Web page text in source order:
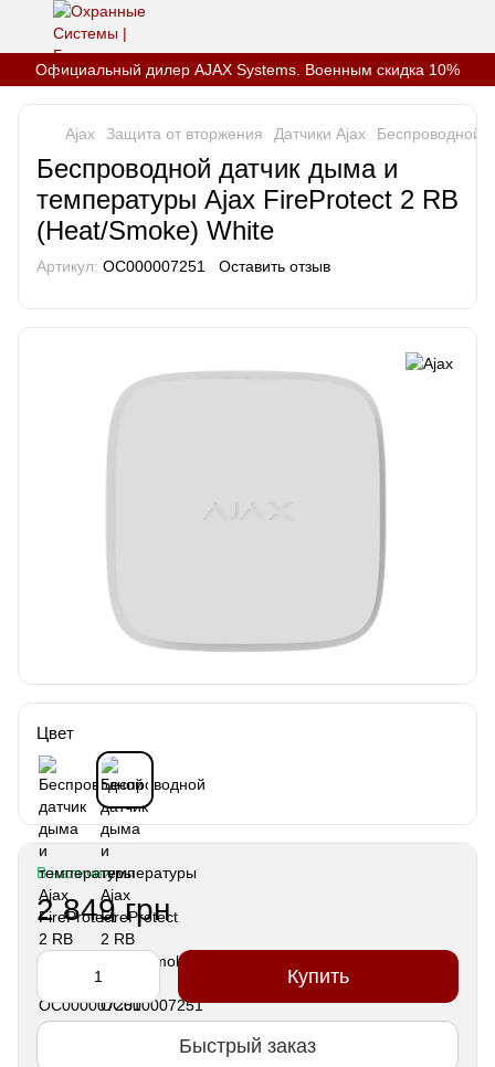
Официальный дилер AJAX Systems. Военным скидка 10%
Ajax Защита от вторжения Датчики Ajax Беспроводной
Беспроводной датчик дыма и
температуры Ajax FireProtect 2 RB
(Heat/Smoke) White
Артикул: OC000007251 Оставить отзыв
Цвет
В наличии
2 849 грн
Купить
Быстрый заказ